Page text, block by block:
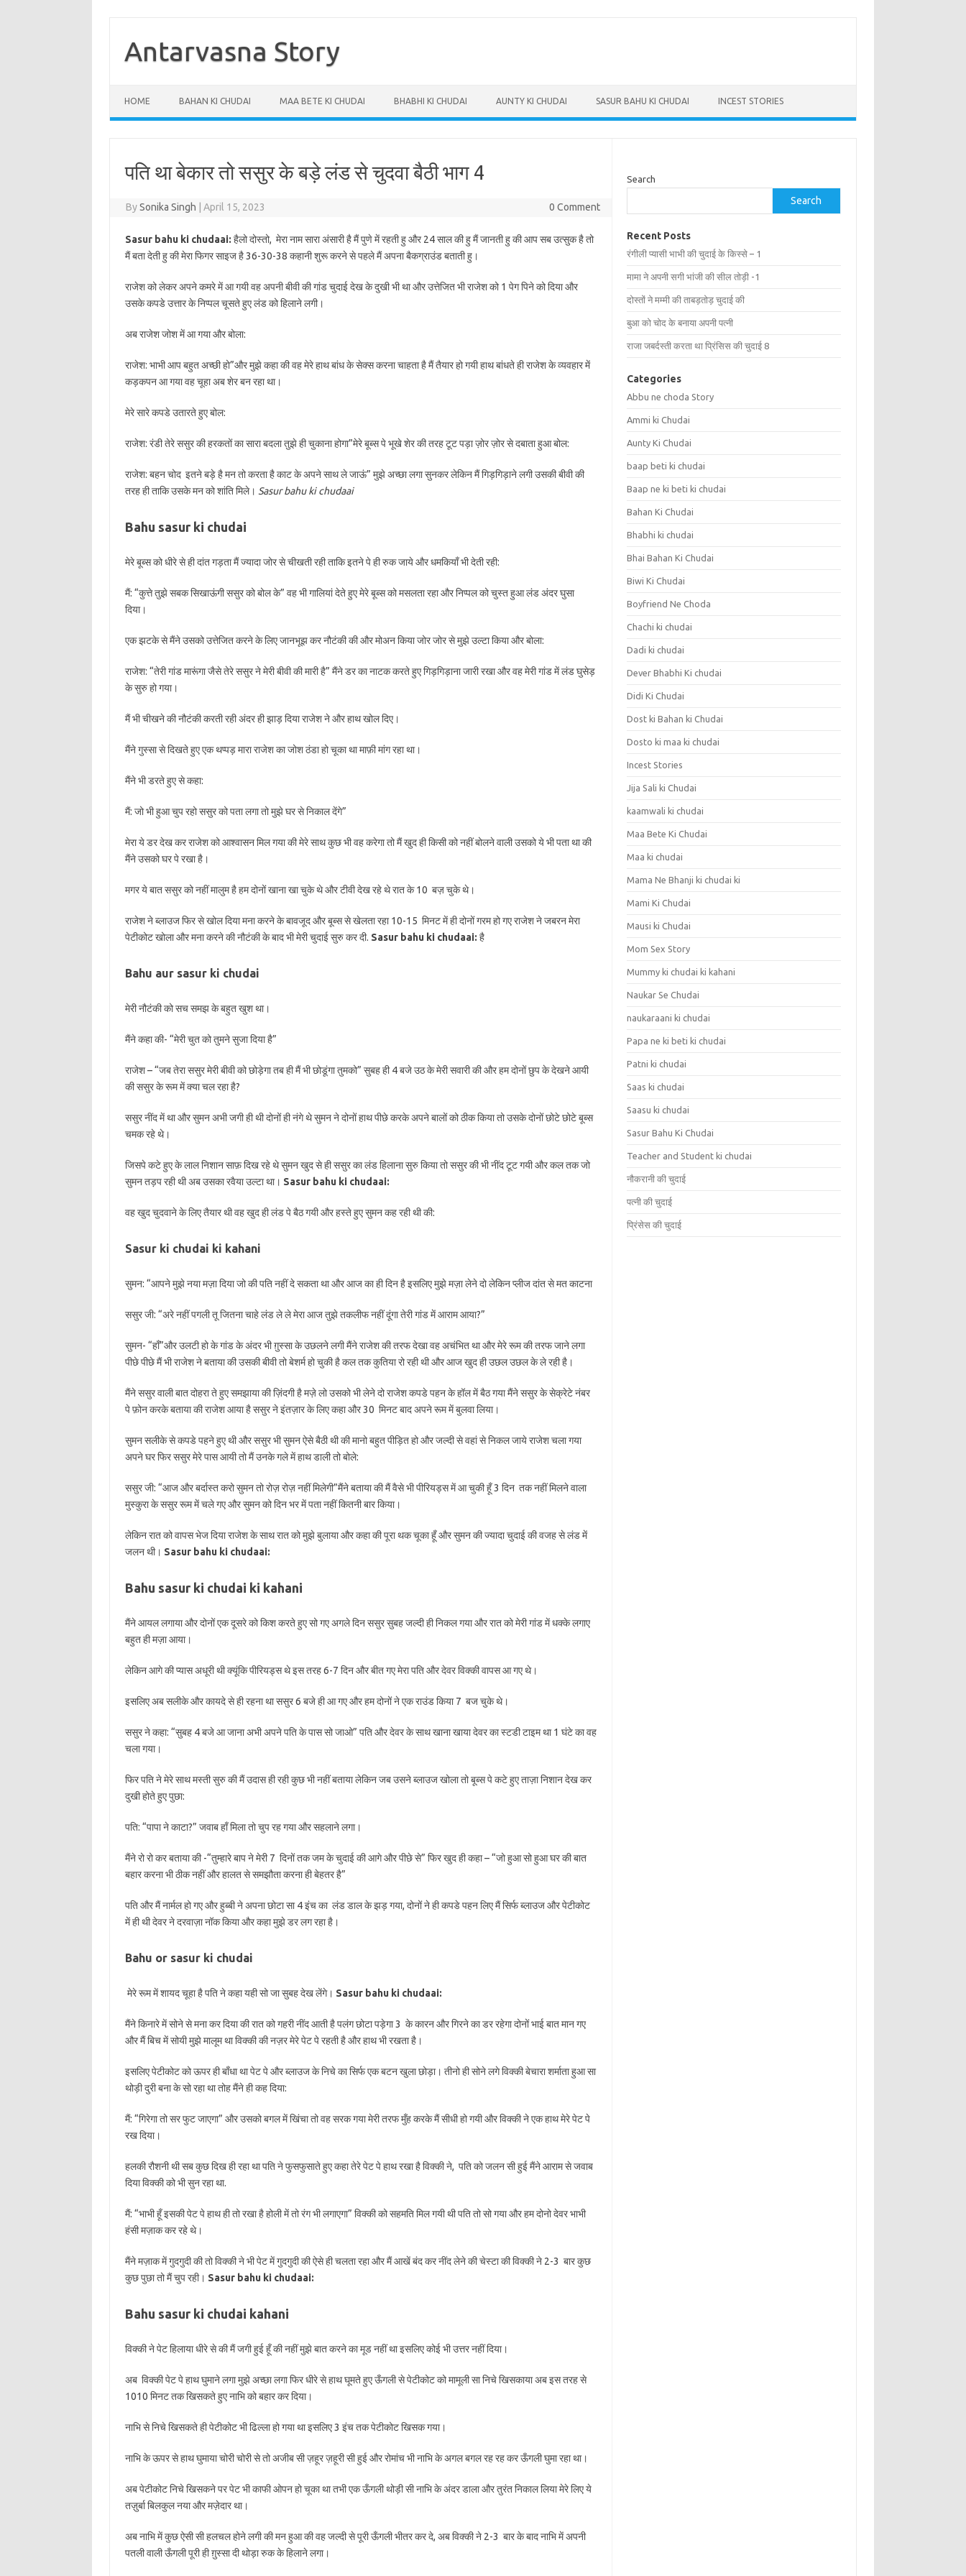
contentAntarvasna Story
HOME BAHAN KI CHUDAI MAA BETE KI CHUDAI BHABHI KI CHUDAI AUNTY KI CHUDAI SASUR BAHU KI CHUDAI INCEST STORIES
पति था बेकार तो ससुर के बड़े लंड से चुदवा बैठी भाग 4
BySonika Singh April 15, 2023 0 Comment
Sasur bahu ki chudaai: हैलो दोस्तो, मेरा नाम सारा अंसारी है मैं पुणे में रहती हु और 24 साल की हु मैं जानती हु की आप सब उत्सुक है तो
मैं बता देती हु की मेरा फिगर साइज है 36-30-38 कहानी शुरू करने से पहले मैं अपना बैकग्राउंड बताती हु।
राजेश को लेकर अपने कमरे में आ गयी वह अपनी बीवी की गांड चुदाई देख के दुखी भी था और उत्तेजित भी राजेश को 1 पेग पिने को दिया और
उसके कपडे उत्तार के निप्पल चूसते हुए लंड को हिलाने लगी।
अब राजेश जोश में आ गया और बोला:
राजेश: भाभी आप बहुत अच्छी हो”और मुझे कहा की वह मेरे हाथ बांध के सेक्स करना चाहता है मैं तैयार हो गयी हाथ बांधते ही राजेश के व्यवहार में
कड़कपन आ गया वह चूहा अब शेर बन रहा था।
मेरे सारे कपडे उतारते हुए बोल:
राजेश: रंडी तेरे ससुर की हरकतों का सारा बदला तुझे ही चुकाना होगा”मेरे बूब्स पे भूखे शेर की तरह टूट पड़ा ज़ोर ज़ोर से दबाता हुआ बोल:
राजेश: बहन चोद इतने बड़े है मन तो करता है काट के अपने साथ ले जाऊं” मुझे अच्छा लगा सुनकर लेकिन मैं गिड़गिड़ाने लगी उसकी बीवी की
तरह ही ताकि उसके मन को शांति मिले। Sasur bahu ki chudaai
Bahu sasur ki chudai
मेरे बूब्स को धीरे से ही दांत गड़ता मैं ज्यादा जोर से चीखती रही ताकि इतने पे ही रुक जाये और धमकियाँ भी देती रही:
मैं: “कुत्ते तुझे सबक सिखाऊंगी ससुर को बोल के” वह भी गालियां देते हुए मेरे बूब्स को मसलता रहा और निप्पल को चुस्त हुआ लंड अंदर घुसा
दिया।
एक झटके से मैंने उसको उत्तेजित करने के लिए जानभूझ कर नौटंकी की और मोअन किया जोर जोर से मुझे उल्टा किया और बोला:
राजेश: “तेरी गांड मारूंगा जैसे तेरे ससुर ने मेरी बीवी की मारी है” मैंने डर का नाटक करते हुए गिड़गिड़ाना जारी रखा और वह मेरी गांड में लंड घुसेड़
के सुरु हो गया।
मैं भी चीखने की नौटंकी करती रही अंदर ही झाड़ दिया राजेश ने और हाथ खोल दिए।
मैंने गुस्सा से दिखते हुए एक थप्पड़ मारा राजेश का जोश ठंडा हो चूका था माफ़ी मांग रहा था।
मैंने भी डरते हुए से कहा:
मैं: जो भी हुआ चुप रहो ससुर को पता लगा तो मुझे घर से निकाल देंगे”
मेरा ये डर देख कर राजेश को आश्वासन मिल गया की मेरे साथ कुछ भी वह करेगा तो मैं खुद ही किसी को नहीं बोलने वाली उसको ये भी पता था की
मैंने उसको घर पे रखा है।
मगर ये बात ससुर को नहीं मालुम है हम दोनों खाना खा चुके थे और टीवी देख रहे थे रात के 10 बज़ चुके थे।
राजेश ने ब्लाउज फिर से खोल दिया मना करने के बावजूद और बूब्स से खेलता रहा 10-15 मिनट में ही दोनों गरम हो गए राजेश ने जबरन मेरा
पेटीकोट खोला और मना करने की नौटंकी के बाद भी मेरी चुदाई सुरु कर दी. Sasur bahu ki chudaai: है
Bahu aur sasur ki chudai
मेरी नौटंकी को सच समझ के बहुत खुश था।
मैंने कहा की- “मेरी चुत को तुमने सुजा दिया है”
राजेश – “जब तेरा ससुर मेरी बीवी को छोड़ेगा तब ही मैं भी छोडूंगा तुमको” सुबह ही 4 बजे उठ के मेरी सवारी की और हम दोनों छुप के देखने आयी
की ससुर के रूम में क्या चल रहा है?
ससुर नींद में था और सुमन अभी जगी ही थी दोनों ही नंगे थे सुमन ने दोनों हाथ पीछे करके अपने बालों को ठीक किया तो उसके दोनों छोटे छोटे बूब्स
चमक रहे थे।
जिसपे कटे हुए के लाल निशान साफ़ दिख रहे थे सुमन खुद से ही ससुर का लंड हिलाना सुरु किया तो ससुर की भी नींद टूट गयी और कल तक जो
सुमन तड़प रही थी अब उसका रवैया उल्टा था। Sasur bahu ki chudaai:
वह खुद चुदवाने के लिए तैयार थी वह खुद ही लंड पे बैठ गयी और हस्ते हुए सुमन कह रही थी की:
Sasur ki chudai ki kahani
सुमन: “आपने मुझे नया मज़ा दिया जो की पति नहीं दे सकता था और आज का ही दिन है इसलिए मुझे मज़ा लेने दो लेकिन प्लीज दांत से मत काटना
ससुर जी: “अरे नहीं पगली तू जितना चाहे लंड ले ले मेरा आज तुझे तकलीफ नहीं दूंगा तेरी गांड में आराम आया?”
सुमन- “हाँ”और उलटी हो के गांड के अंदर भी ग़ुस्सा के उछलने लगी मैंने राजेश की तरफ देखा वह अचंभित था और मेरे रूम की तरफ जाने लगा
पीछे पीछे मैं भी राजेश ने बताया की उसकी बीवी तो बेशर्म हो चुकी है कल तक कुतिया रो रही थी और आज खुद ही उछल उछल के ले रही है।
मैंने ससुर वाली बात दोहरा ते हुए समझाया की ज़िंदगी है मज़े लो उसको भी लेने दो राजेश कपडे पहन के हॉल में बैठ गया मैंने ससुर के सेक्रेटे नंबर
पे फ़ोन करके बताया की राजेश आया है ससुर ने इंतज़ार के लिए कहा और 30 मिनट बाद अपने रूम में बुलवा लिया।
सुमन सलीके से कपडे पहने हुए थी और ससुर भी सुमन ऐसे बैठी थी की मानो बहुत पीड़ित हो और जल्दी से वहां से निकल जाये राजेश चला गया
अपने घर फिर ससुर मेरे पास आयी तो मैं उनके गले में हाथ डाली तो बोले:
ससुर जी: “आज और बर्दास्त करो सुमन तो रोज़ रोज़ नहीं मिलेगी”मैंने बताया की मैं वैसे भी पीरियड्स में आ चुकी हूँ 3 दिन तक नहीं मिलने वाला
मुस्कुरा के ससुर रूम में चले गए और सुमन को दिन भर में पता नहीं कितनी बार किया।
लेकिन रात को वापस भेज दिया राजेश के साथ रात को मुझे बुलाया और कहा की पूरा थक चूका हूँ और सुमन की ज्यादा चुदाई की वजह से लंड में
जलन थी। Sasur bahu ki chudaai:
Bahu sasur ki chudai ki kahani
मैंने आयल लगाया और दोनों एक दूसरे को किश करते हुए सो गए अगले दिन ससुर सुबह जल्दी ही निकल गया और रात को मेरी गांड में धक्के लगाए
बहुत ही मज़ा आया।
लेकिन आगे की प्यास अधूरी थी क्यूंकि पीरियड्स थे इस तरह 6-7 दिन और बीत गए मेरा पति और देवर विक्की वापस आ गए थे।
इसलिए अब सलीके और कायदे से ही रहना था ससुर 6 बजे ही आ गए और हम दोनों ने एक राउंड किया 7 बज चुके थे।
ससुर ने कहा: “सुबह 4 बजे आ जाना अभी अपने पति के पास सो जाओ” पति और देवर के साथ खाना खाया देवर का स्टडी टाइम था 1 घंटे का वह
चला गया।
फिर पति ने मेरे साथ मस्ती सुरु की मैं उदास ही रही कुछ भी नहीं बताया लेकिन जब उसने ब्लाउज खोला तो बूब्स पे कटे हुए ताज़ा निशान देख कर
दुखी होते हुए पुछा:
पति: “पापा ने काटा?” जवाब हाँ मिला तो चुप रह गया और सहलाने लगा।
मैंने रो रो कर बताया की -“तुम्हारे बाप ने मेरी 7 दिनों तक जम के चुदाई की आगे और पीछे से” फिर खुद ही कहा – “जो हुआ सो हुआ घर की बात
बहार करना भी ठीक नहीं और हालत से समझौता करना ही बेहतर है”
पति और मैं नार्मल हो गए और हुब्बी ने अपना छोटा सा 4 इंच का लंड डाल के झड़ गया, दोनों ने ही कपडे पहन लिए मैं सिर्फ ब्लाउज और पेटीकोट
में ही थी देवर ने दरवाज़ा नॉक किया और कहा मुझे डर लग रहा है।
Bahu or sasur ki chudai
मेरे रूम में शायद चूहा है पति ने कहा यही सो जा सुबह देख लेंगे। Sasur bahu ki chudaai:
मैंने किनारे में सोने से मना कर दिया की रात को गहरी नींद आती है पलंग छोटा पड़ेगा 3 के कारन और गिरने का डर रहेगा दोनों भाई बात मान गए
और मैं बिच में सोयी मुझे मालूम था विक्की की नज़र मेरे पेट पे रहती है और हाथ भी रखता है।
इसलिए पेटीकोट को ऊपर ही बाँधा था पेट पे और ब्लाउज के निचे का सिर्फ एक बटन खुला छोड़ा। तीनो ही सोने लगे विक्की बेचारा शर्माता हुआ सा
थोड़ी दुरी बना के सो रहा था तोह मैंने ही कह दिया:
मैं: “गिरेगा तो सर फुट जाएगा” और उसको बगल में खिंचा तो वह सरक गया मेरी तरफ मुँह करके मैं सीधी हो गयी और विक्की ने एक हाथ मेरे पेट पे
रख दिया।
हलकी रौशनी थी सब कुछ दिख ही रहा था पति ने फुसफुसाते हुए कहा तेरे पेट पे हाथ रखा है विक्की ने, पति को जलन सी हुई मैंने आराम से जवाब
दिया विक्की को भी सुन रहा था.
मैं: “भाभी हूँ इसकी पेट पे हाथ ही तो रखा है होली में तो रंग भी लगाएगा” विक्की को सहमति मिल गयी थी पति तो सो गया और हम दोनो देवर भाभी
हंसी मज़ाक कर रहे थे।
मैंने मज़ाक में गुदगुदी की तो विक्की ने भी पेट में गुदगुदी की ऐसे ही चलता रहा और मैं आखें बंद कर नींद लेने की चेस्टा की विक्की ने 2-3 बार कुछ
कुछ पुछा तो मैं चुप रही। Sasur bahu ki chudaai:
Bahu sasur ki chudai kahani
विक्की ने पेट हिलाया धीरे से की मैं जगी हुई हूँ की नहीं मुझे बात करने का मूड नहीं था इसलिए कोई भी उत्तर नहीं दिया।
अब विक्की पेट पे हाथ घुमाने लगा मुझे अच्छा लगा फिर धीरे से हाथ घूमते हुए ऊँगली से पेटीकोट को मामूली सा निचे खिसकाया अब इस तरह से
1010 मिनट तक खिसकते हुए नाभि को बहार कर दिया।
नाभि से निचे खिसकते ही पेटीकोट भी ढिल्ला हो गया था इसलिए 3 इंच तक पेटीकोट खिसक गया।
नाभि के ऊपर से हाथ घुमाया चोरी चोरी से तो अजीब सी ज़हूर ज़हूरी सी हुई और रोमांच भी नाभि के अगल बगल रह रह कर ऊँगली घुमा रहा था।
अब पेटीकोट निचे खिसकने पर पेट भी काफी ओपन हो चूका था तभी एक ऊँगली थोड़ी सी नाभि के अंदर डाला और तुरंत निकाल लिया मेरे लिए ये
तज़ुर्बा बिलकुल नया और मज़ेदार था।
अब नाभि में कुछ ऐसी सी हलचल होने लगी की मन हुआ की वह जल्दी से पूरी ऊँगली भीतर कर दे, अब विक्की ने 2-3 बार के बाद नाभि में अपनी
पतली वाली ऊँगली पूरी ही ग़ुस्सा दी थोड़ा रुक के हिलाने लगा।
Search
Search
Recent Posts
रंगीली प्यासी भाभी की चुदाई के किस्से – 1
मामा ने अपनी सगी भांजी की सील तोड़ी -1
दोस्तों ने मम्मी की ताबड़तोड़ चुदाई की
बुआ को चोद के बनाया अपनी पत्नी
राजा जबर्दस्ती करता था प्रिंसिस की चुदाई 8
Categories
Abbu ne choda Story
Ammi ki Chudai
Aunty Ki Chudai
baap beti ki chudai
Baap ne ki beti ki chudai
Bahan Ki Chudai
Bhabhi ki chudai
Bhai Bahan Ki Chudai
Biwi Ki Chudai
Boyfriend Ne Choda
Chachi ki chudai
Dadi ki chudai
Dever Bhabhi Ki chudai
Didi Ki Chudai
Dost ki Bahan ki Chudai
Dosto ki maa ki chudai
Incest Stories
Jija Sali ki Chudai
kaamwali ki chudai
Maa Bete Ki Chudai
Maa ki chudai
Mama Ne Bhanji ki chudai ki
Mami Ki Chudai
Mausi ki Chudai
Mom Sex Story
Mummy ki chudai ki kahani
Naukar Se Chudai
naukaraani ki chudai
Papa ne ki beti ki chudai
Patni ki chudai
Saas ki chudai
Saasu ki chudai
Sasur Bahu Ki Chudai
Teacher and Student ki chudai
नौकरानी की चुदाई
पत्नी की चुदाई
प्रिंसेस की चुदाई